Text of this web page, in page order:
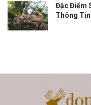
Đặc Điểm
Thông Tin